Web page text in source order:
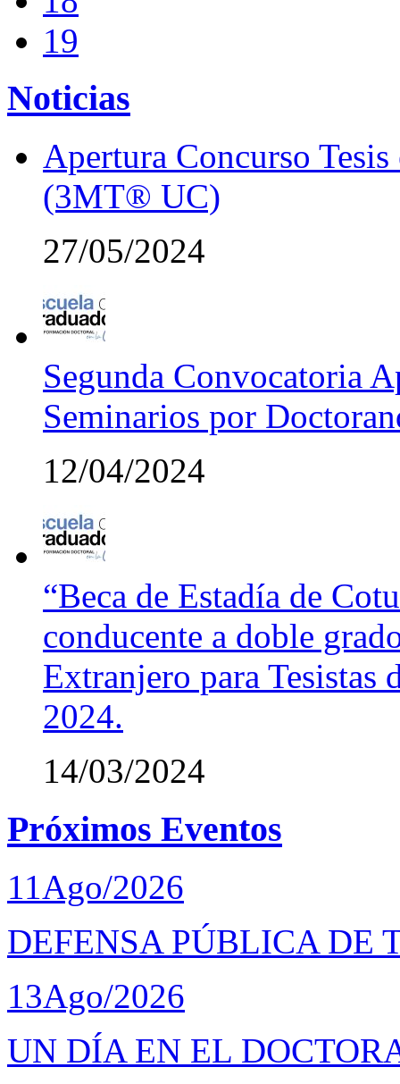
19
Noticias
Apertura Concurso
(3MT® UC)
27/05/2024
Segunda Convocatoria
Seminarios por
12/04/2024
“Beca de Estadía de
conducente a doble
Extranjero para Tesistas
2024.
14/03/2024
Próximos Eventos
11 Ago/2026
DEFENSA PÚBLICA DE
13Ago/2026
UN DÍA EN EL